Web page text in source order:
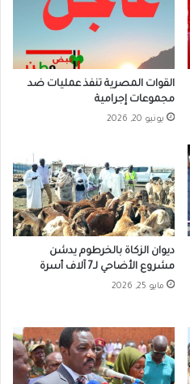
القوات المصرية تنفذ عمليات ضد
مجموعات إجرامية
يونيو 20, 2026
ديوان الزكاة بالخرطوم يدشن
مشروع الأضاحي لـ7 آلاف أسرة
مايو 25, 2026